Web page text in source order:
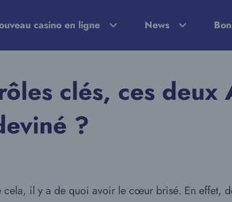
casino en ligne News
clés, ces deux
?
cela, il y a de quoi avoir le cœur brisé. En effet,